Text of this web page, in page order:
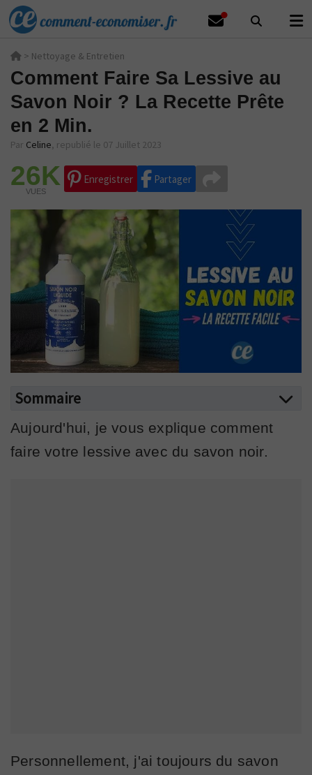
> Nettoyage & Entretien
Comment Faire Sa Lessive au
Savon Noir ? La Recette Prête
en 2 Min.
Par Celine, republié le 07 Juillet 2023
26K
VUES
Enregistrer Partager
Sommaire
Aujourd'hui, je vous explique comment
faire votre lessive avec du savon noir.
Personnellement, j'ai toujours du savon